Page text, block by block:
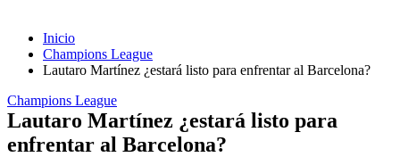
Inicio
Champions League
Lautaro Martínez ¿estará listo para enfrentar al Barcelona?
Champions League
Lautaro Martínez ¿estará listo para
enfrentar al Barcelona?